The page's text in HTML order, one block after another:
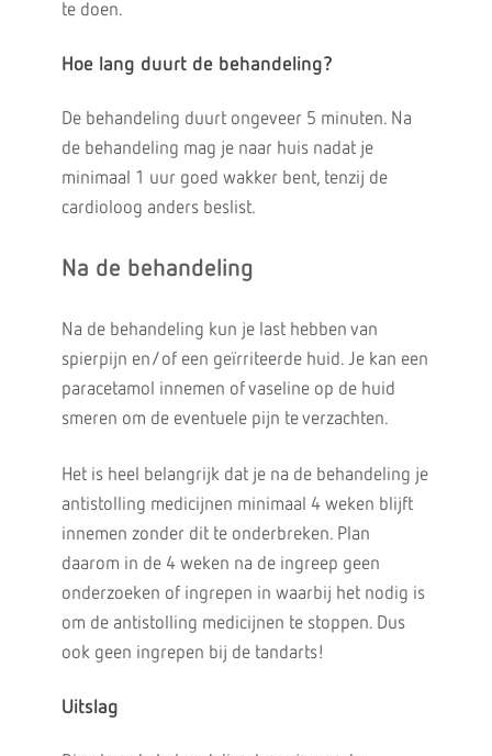
te doen.
Hoe lang duurt de behandeling?
De behandeling duurt ongeveer 5 minuten. Na
de behandeling mag je naar huis nadat je
minimaal 1 uur goed wakker bent, tenzij de
cardioloog anders beslist.
Na de behandeling
Na de behandeling kun je last hebben van
spierpijn en/of een geïrriteerde huid. Je kan een
paracetamol innemen of vaseline op de huid
smeren om de eventuele pijn te verzachten.
Het is heel belangrijk dat je na de behandeling je
antistolling medicijnen minimaal 4 weken blijft
innemen zonder dit te onderbreken. Plan
daarom in de 4 weken na de ingreep geen
onderzoeken of ingrepen in waarbij het nodig is
om de antistolling medicijnen te stoppen. Dus
ook geen ingrepen bij de tandarts!
Uitslag